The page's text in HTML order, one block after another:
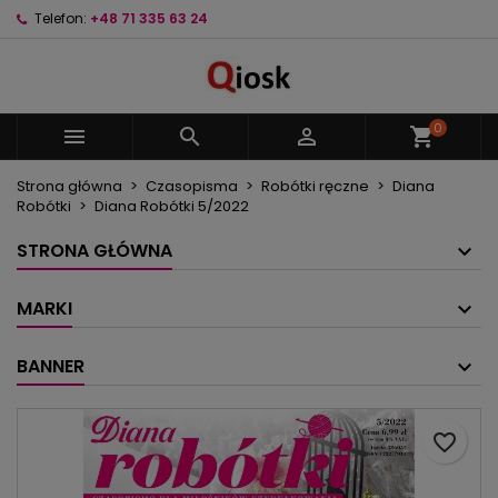
Telefon: +48 71 335 63 24
   shopping_cart0
Strona główna Czasopisma Robótki ręczne
Diana
Robótki
Diana Robótki 5/2022
STRONA GŁÓWNA
MARKI
BANNER
favorite_border
Nazwa listy życzeń
Anuluj
Musisz być zalogowany by zapisać produkty na
swojej liście życzeń.
Anuluj Zaloguj się